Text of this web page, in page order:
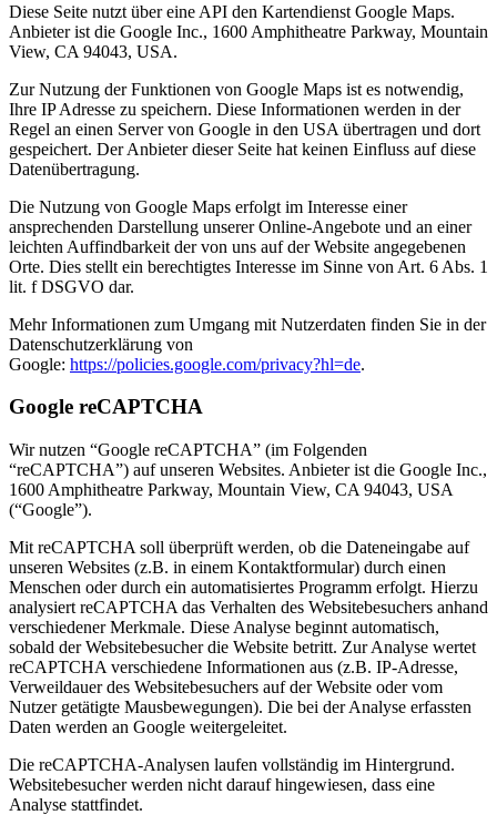
Diese Seite nutzt über eine API den Kartendienst Google Maps.
Anbieter ist die Google Inc., 1600 Amphitheatre Parkway, Mountain
View, CA 94043, USA.
Zur Nutzung der Funktionen von Google Maps ist es notwendig,
Ihre IP Adresse zu speichern. Diese Informationen werden in der
Regel an einen Server von Google in den USA übertragen und dort
gespeichert. Der Anbieter dieser Seite hat keinen Einfluss auf diese
Datenübertragung.
Die Nutzung von Google Maps erfolgt im Interesse einer
ansprechenden Darstellung unserer Online-Angebote und an einer
leichten Auffindbarkeit der von uns auf der Website angegebenen
Orte. Dies stellt ein berechtigtes Interesse im Sinne von Art. 6 Abs. 1
lit. f DSGVO dar.
Mehr Informationen zum Umgang mit Nutzerdaten finden Sie in der
Datenschutzerklärung von
Google: https://policies.google.com/privacy?hl=de.
Google reCAPTCHA
Wir nutzen “Google reCAPTCHA” (im Folgenden
“reCAPTCHA”) auf unseren Websites. Anbieter ist die Google Inc.,
1600 Amphitheatre Parkway, Mountain View, CA 94043, USA
(“Google”).
Mit reCAPTCHA soll überprüft werden, ob die Dateneingabe auf
unseren Websites (z.B. in einem Kontaktformular) durch einen
Menschen oder durch ein automatisiertes Programm erfolgt. Hierzu
analysiert reCAPTCHA das Verhalten des Websitebesuchers anhand
verschiedener Merkmale. Diese Analyse beginnt automatisch,
sobald der Websitebesucher die Website betritt. Zur Analyse wertet
reCAPTCHA verschiedene Informationen aus (z.B. IP-Adresse,
Verweildauer des Websitebesuchers auf der Website oder vom
Nutzer getätigte Mausbewegungen). Die bei der Analyse erfassten
Daten werden an Google weitergeleitet.
Die reCAPTCHA-Analysen laufen vollständig im Hintergrund.
Websitebesucher werden nicht darauf hingewiesen, dass eine
Analyse stattfindet.